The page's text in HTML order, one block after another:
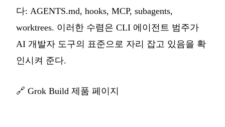
다: AGENTS.md, hooks, MCP, subagents,
worktrees. 이러한 수렴은 CLI 에이전트 범주가
AI 개발자 도구의 표준으로 자리 잡고 있음을 확
인시켜 준다.
🔗 Grok Build 제품 페이지